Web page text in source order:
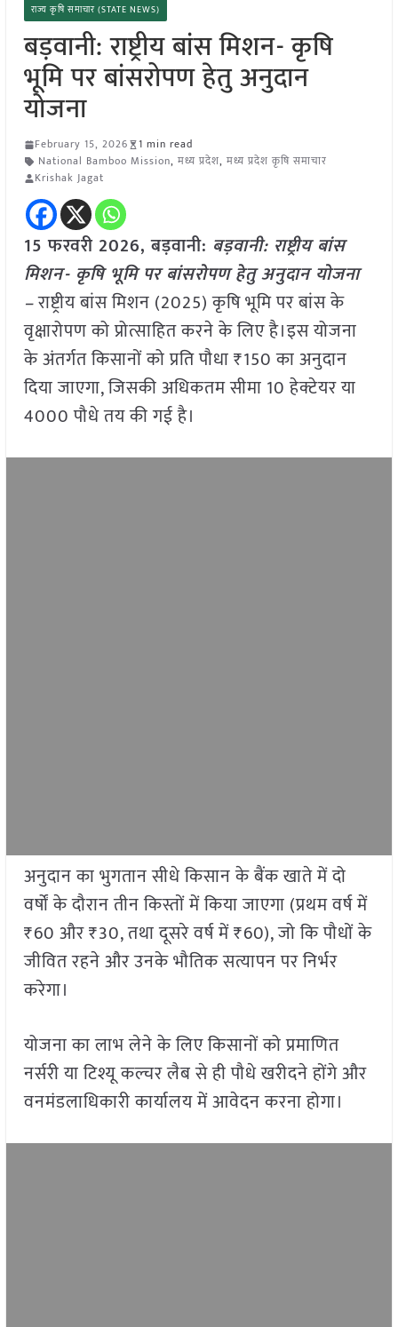
राज्य कृषि समाचार (STATE NEWS)
बड़वानी: राष्ट्रीय बांस मिशन- कृषि
भूमि पर बांसरोपण हेतु अनुदान
योजना
February 15, 2026
1 min read
National Bamboo Mission, मध्य प्रदेश, मध्य प्रदेश कृषि समाचार
Krishak Jagat
15 फरवरी 2026, बड़वानी: बड़वानी: राष्ट्रीय बांस
मिशन- कृषि भूमि पर बांसरोपण हेतु अनुदान योजना
–राष्ट्रीय बांस मिशन (2025) कृषि भूमि पर बांस के
वृक्षारोपण को प्रोत्साहित करने के लिए है।इस योजना
के अंतर्गत किसानों को प्रति पौधा ₹150 का अनुदान
दिया जाएगा, जिसकी अधिकतम सीमा 10 हेक्टेयर या
4000 पौधे तय की गई है।
अनुदान का भुगतान सीधे किसान के बैंक खाते में दो
वर्षों के दौरान तीन किस्तों में किया जाएगा (प्रथम वर्ष में
₹60 और ₹30, तथा दूसरे वर्ष में ₹60), जो कि पौधों के
जीवित रहने और उनके भौतिक सत्यापन पर निर्भर
करेगा।
योजना का लाभ लेने के लिए किसानों को प्रमाणित
नर्सरी या टिश्यू कल्चर लैब से ही पौधे खरीदने होंगे और
वनमंडलाधिकारी कार्यालय में आवेदन करना होगा।